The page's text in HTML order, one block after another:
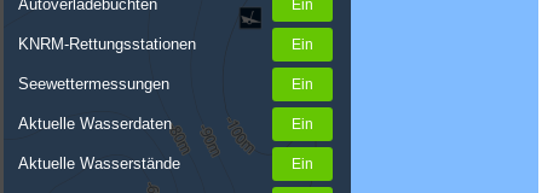
Autoverladebuchten
KNRM-Rettungsstationen
Seewettermessungen
Aktuelle Wasserdaten
Aktuelle Wasserstände